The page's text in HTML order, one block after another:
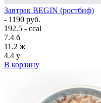
Завтрак BEGIN (ростбиф)
- 1190 руб.
192.5 - ccal
7.4 б
11.2 ж
4.4 у
В корзину